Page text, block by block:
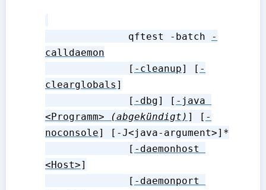
              qftest -batch
-
calldaemon
              [
-cleanup] [ -
clearglobals ]
              [
-dbg] [ -java
<Programm>
(abgekündigt) ] [ -
noconsole] [-J<java-argument>]*
              [
-daemonhost
<Host>]
              [
-daemonport